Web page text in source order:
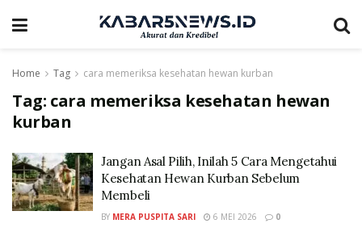
Home Tag cara memeriksa kesehatan hewan kurban
Tag: cara memeriksa kesehatan hewan
kurban
Jangan Asal Pilih, Inilah 5 Cara Mengetahui
Kesehatan Hewan Kurban Sebelum
Membeli
BY MERA PUSPITA SARI 6 MEI 2026 0